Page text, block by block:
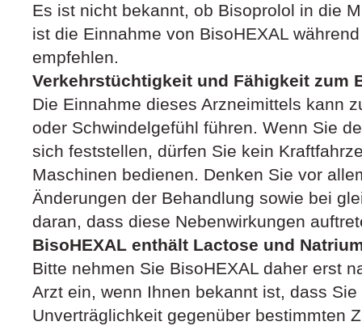
Es ist nicht bekannt, ob Bisoprolol in die
ist die Einnahme von BisoHEXAL
empfehlen.
Verkehrstüchtigkeit und Fähigkeit zum
Die Einnahme dieses Arzneimittels kann
oder Schwindelgefühl führen. Wenn Sie
sich feststellen, dürfen Sie kein
Maschinen bedienen. Denken Sie vor
Änderungen der Behandlung sowie bei
daran, dass diese Nebenwirkungen
BisoHEXAL enthält Lactose und
Bitte nehmen Sie BisoHEXAL daher erst
Arzt ein, wenn Ihnen bekannt ist, dass
Unverträglichkeit gegenüber bestimmten